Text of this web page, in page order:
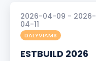
2026-04-09 - 2026-
04-11
DALYVIAMS
ESTBUILD 2026